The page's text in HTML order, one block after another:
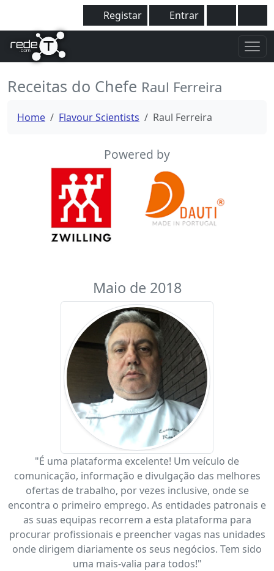
Registar Entrar
Receitas do Chefe Raul Ferreira
Home Flavour Scientists Raul Ferreira
Powered by
Maio de 2018
"É uma plataforma excelente! Um veículo de
comunicação, informação e divulgação das melhores
ofertas de trabalho, por vezes inclusive, onde se
encontra o primeiro emprego. As entidades patronais e
as suas equipas recorrem a esta plataforma para
procurar profissionais e preencher vagas nas unidades
onde dirigem diariamente os seus negócios. Tem sido
uma mais-valia para todos!"